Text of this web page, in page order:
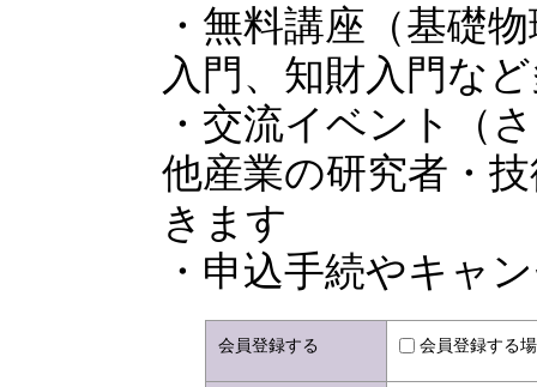
・無料講座（基礎
入門、知財入門な
・交流イベント（
他産業の研究者・
きます
・申込手続やキャ
会員登録する 会員登録する